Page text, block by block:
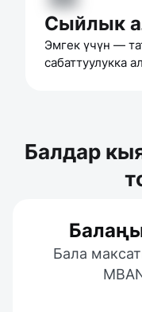
Сыйлык
Эмгек үчүн —
сабаттуулукка
Балдар
Бала